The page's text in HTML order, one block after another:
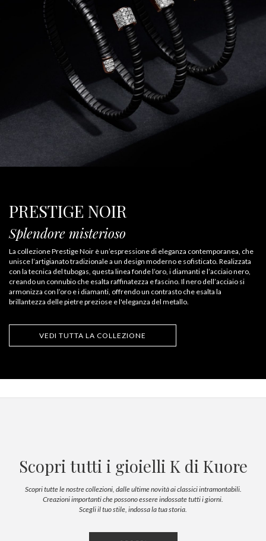
PRESTIGE NOIR
Splendore misterioso
La collezione Prestige Noir è un’espressione di eleganza contemporanea, che
unisce l’artigianato tradizionale a un design moderno e sofisticato. Realizzata
con la tecnica del tubogas, questa linea fonde l’oro, i diamanti e l’acciaio nero,
creando un connubio che esalta raffinatezza e fascino. Il nero dell’acciaio si
armonizza con l’oro e i diamanti, offrendo un contrasto che esalta la
brillantezza delle pietre preziose e l'eleganza del metallo.
VEDI TUTTA LA COLLEZIONE
Scopri tutti i gioielli K di Kuore
Scopri tutte le nostre collezioni, dalle ultime novità ai classici intramontabili.
Creazioni importanti che possono essere indossate tutti i giorni.
Scegli il tuo stile, indossa la tua storia.